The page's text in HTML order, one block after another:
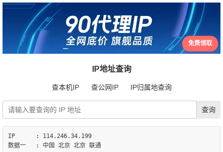
免费领取
IP地址查询
查本机IP 查公网IP IP归属地查询
IP	: 114.246.34.199
数据一	: 中国 北京 北京 联通